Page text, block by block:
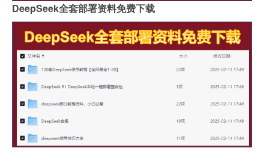
DeepSeek全套部署资料免费下载